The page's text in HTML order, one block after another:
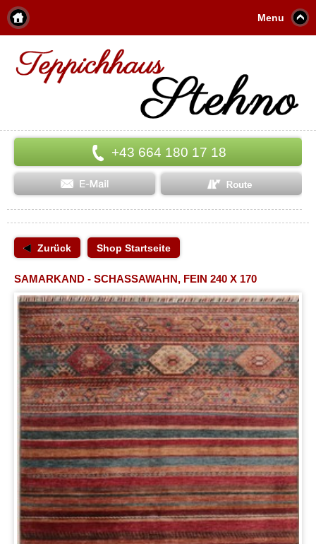
Menu
+43 664 180 17 18
Zurück Shop Startseite
SAMARKAND - SCHASSAWAHN, FEIN 240 X 170